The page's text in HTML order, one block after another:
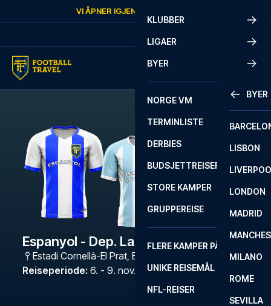
VI ÅPNER IGJEN
KLUBBER
LIGAER
BYER
BYER
LISBON
LONDON
MADRID
MILANO
ROME
SEVILLA
NORGE VM
TERMINLISTE
DERBIES
BUDSJETTREISER
STORE KAMPER
GRUPPEREISE
FLERE KAMPER PÅ ÉN REISE
UNIKE REISEMÅL
NFL-REISER
Espanyol - Dep. La Coruna
Estadi Cornellà-El Prat, Barcelona
Reiseperiode: 6. - 9. nov. 2026